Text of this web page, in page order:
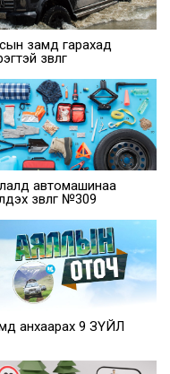
замд гарахад
зөвлөгөө
автомашинаа
зөвлөгөө №309
анхаарах 9 ЗҮЙЛ